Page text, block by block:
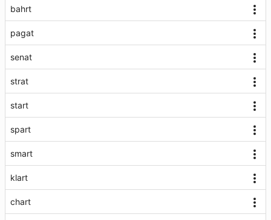
bahrt
pagat
senat
strat
start
spart
smart
klart
chart